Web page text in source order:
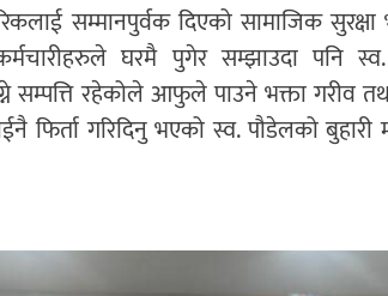
सम्मानपुर्वक दिएको सामाजिक
घरमै पुगेर सम्झाउदा पनि
रहेकोले आफुले पाउने भक्ता गरीव तथा
फिर्ता गरिदिनु भएको स्व. पौडेलको